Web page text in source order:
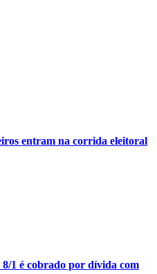
entram na corrida eleitoral
1 é cobrado por dívida com